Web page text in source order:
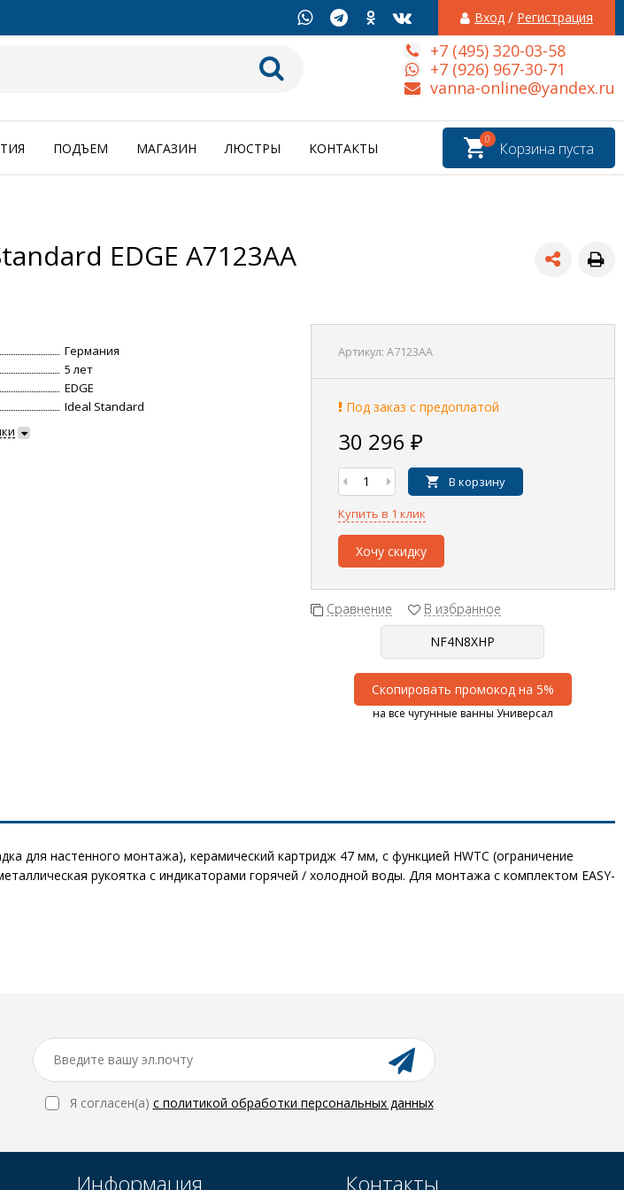
Вход / Регистрация
+7 (495) 320-03-58
+7 (926) 967-30-71
vanna-online@yandex.ru
Корзина пуста
0
ПОДЪЕМ МАГАЗИН ЛЮСТРЫ КОНТАКТЫ
EDGE A7123AA
Артикул: A7123AA
Под заказ с предоплатой
30 296 ₽
В корзину
Купить в 1 клик
Хочу скидку
Сравнение В избранное
Скопировать промокод на 5%
на все чугунные ванны Универсал
Германия
5 лет
EDGE
Ideal Standard
для настенного монтажа), керамический картридж 47 мм, с функцией HWTC (ограничение
рукоятка с индикаторами горячей / холодной воды. Для монтажа с комплектом EASY-
Я согласен(a) с политикой обработки персональных данных
Информация Контакты